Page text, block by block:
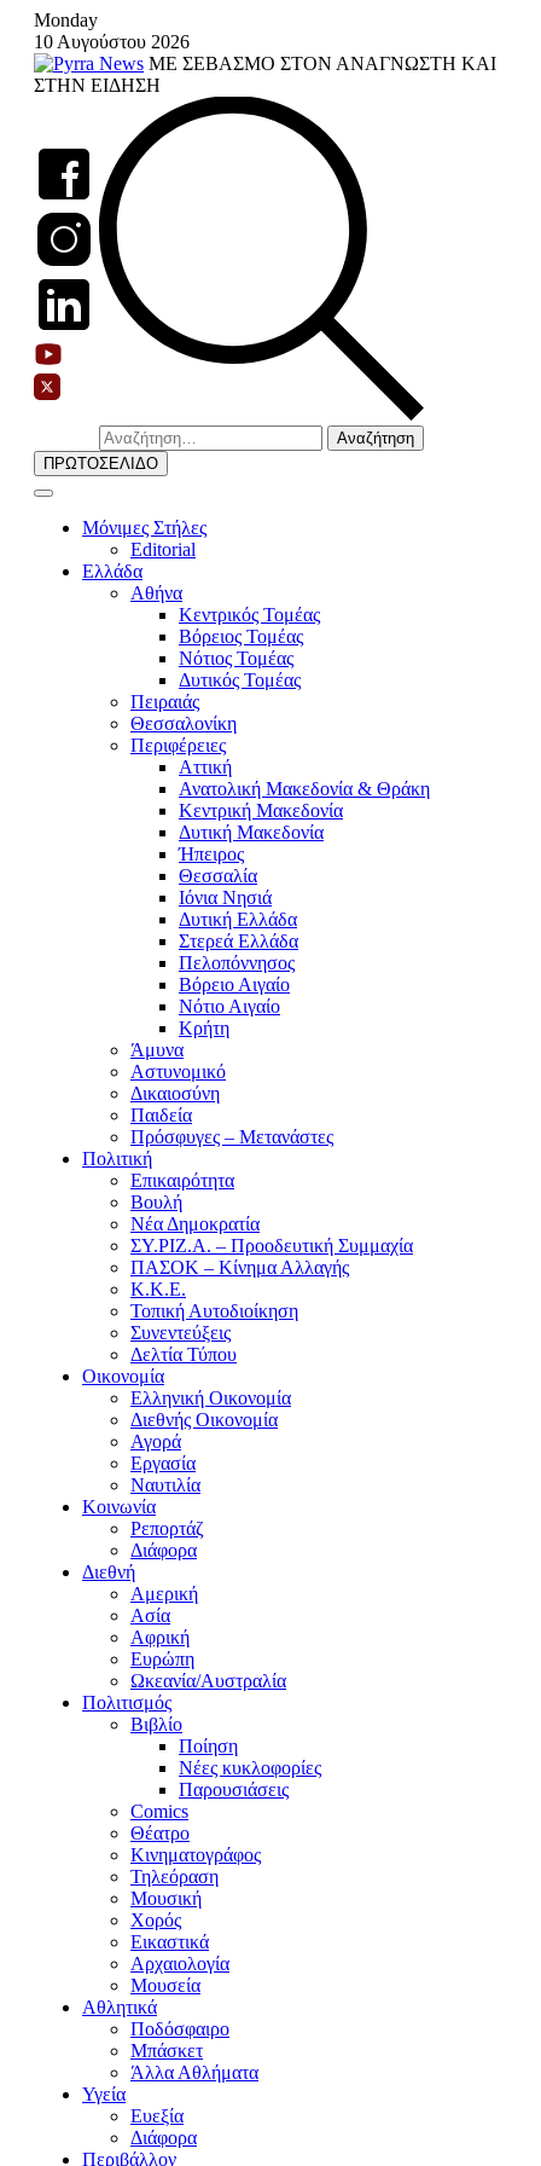
Skip
content
Monday
10 Αυγούστου 2026
ΜΕ ΣΕΒΑΣΜΟ ΣΤΟΝ ΑΝΑΓΝΩΣΤΗ ΚΑΙ
ΣΤΗΝ ΕΙΔΗΣΗ
Αναζήτηση
για:
ΠΡΩΤΟΣΕΛΙΔΟ
Μόνιμες Στήλες
Editorial
Ελλάδα
Αθήνα
Κεντρικός Τομέας
Βόρειος Τομέας
Νότιος Τομέας
Δυτικός Τομέας
Πειραιάς
Θεσσαλονίκη
Περιφέρειες
Αττική
Ανατολική Μακεδονία & Θράκη
Κεντρική Μακεδονία
Δυτική Μακεδονία
Ήπειρος
Θεσσαλία
Ιόνια Νησιά
Δυτική Ελλάδα
Στερεά Ελλάδα
Πελοπόννησος
Βόρειο Αιγαίο
Νότιο Αιγαίο
Κρήτη
Άμυνα
Αστυνομικό
Δικαιοσύνη
Παιδεία
Πρόσφυγες – Μετανάστες
Πολιτική
Επικαιρότητα
Βουλή
Νέα Δημοκρατία
ΣΥ.ΡΙΖ.Α. – Προοδευτική Συμμαχία
ΠΑΣΟΚ – Κίνημα Αλλαγής
Κ.Κ.Ε.
Τοπική Αυτοδιοίκηση
Συνεντεύξεις
Δελτία Τύπου
Οικονομία
Ελληνική Οικονομία
Διεθνής Οικονομία
Αγορά
Εργασία
Ναυτιλία
Κοινωνία
Ρεπορτάζ
Διάφορα
Διεθνή
Αμερική
Ασία
Αφρική
Ευρώπη
Ωκεανία/Αυστραλία
Πολιτισμός
Βιβλίο
Ποίηση
Νέες κυκλοφορίες
Παρουσιάσεις
Comics
Θέατρο
Κινηματογράφος
Τηλεόραση
Μουσική
Χορός
Εικαστικά
Αρχαιολογία
Μουσεία
Αθλητικά
Ποδόσφαιρο
Μπάσκετ
Άλλα Αθλήματα
Υγεία
Ευεξία
Διάφορα
Περιβάλλον